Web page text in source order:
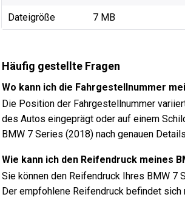
Dateigröße 7 MB
Häufig gestellte Fragen
Wo kann ich die Fahrgestellnummer
Die Position der Fahrgestellnummer
des Autos eingeprägt oder auf einem
BMW 7 Series (2018) nach genauen
Wie kann ich den Reifendruck meines
Sie können den Reifendruck Ihres BMW
Der empfohlene Reifendruck befindet